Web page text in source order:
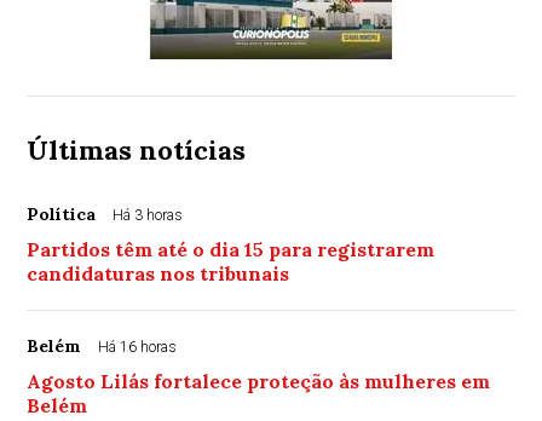
Últimas notícias
Política Há 3 horas
Partidos têm até o dia 15 para registrarem
candidaturas nos tribunais
Belém Há 16 horas
Agosto Lilás fortalece proteção às mulheres em
Belém